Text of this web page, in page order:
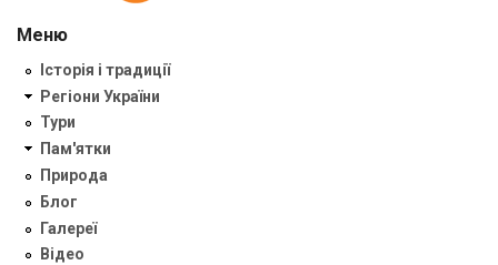
Меню
Історія і традиції
Регіони України
Тури
Пам'ятки
Природа
Блог
Галереї
Відео